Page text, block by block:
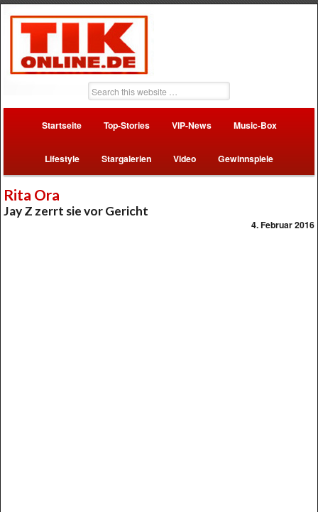
Startseite Top-Stories VIP-News Music-Box
Lifestyle Stargalerien Video Gewinnspiele
Rita Ora
Jay Z zerrt sie vor Gericht
4. Februar 2016